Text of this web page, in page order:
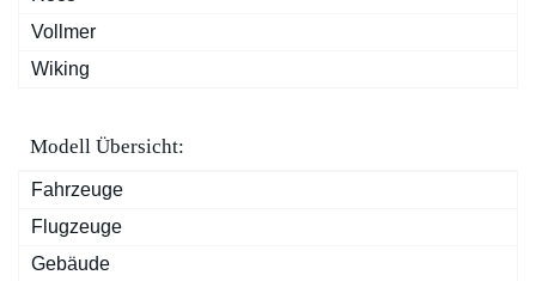
Vollmer
Wiking
Modell Übersicht:
Fahrzeuge
Flugzeuge
Gebäude